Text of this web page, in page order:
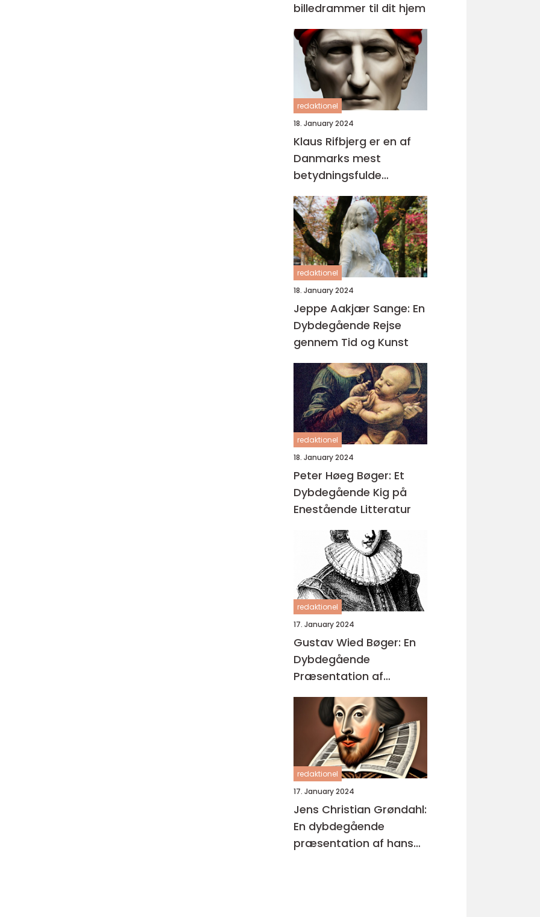
billedrammer til dit hjem
redaktionel
18. January 2024
Klaus Rifbjerg er en af
Danmarks mest
betydningsfulde
forfattere og digtere,
der har skabt en
imponerende samling af
bøger i sin karriere
redaktionel
18. January 2024
Jeppe Aakjær Sange: En
Dybdegående Rejse
gennem Tid og Kunst
redaktionel
18. January 2024
Peter Høeg Bøger: Et
Dybdegående Kig på
Enestående Litteratur
redaktionel
17. January 2024
Gustav Wied Bøger: En
Dybdegående
Præsentation af
Enestående
Kunstværker
redaktionel
17. January 2024
Jens Christian Grøndahl:
En dybdegående
præsentation af hans